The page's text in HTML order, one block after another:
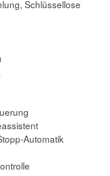
Schlüssellose
Automatik